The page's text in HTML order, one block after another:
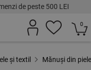
de peste 500 LEI
0
și textil Mănuși din